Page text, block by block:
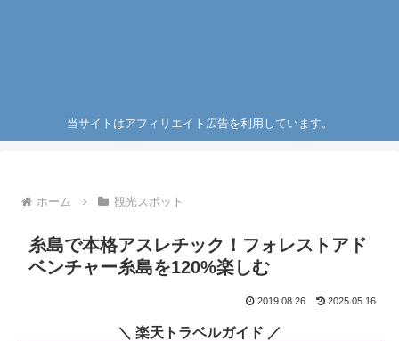
当サイトはアフィリエイト広告を利用しています。
ホーム 観光スポット
糸島で本格アスレチック！フォレストアド
ベンチャー糸島を120%楽しむ
2019.08.26 2025.05.16
＼ 楽天トラベルガイド ／